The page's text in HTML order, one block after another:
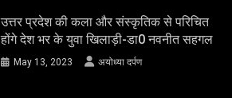
मुख्यमंत्री धामी ने श्री अन्न महोत्सव 2023 का
किया शुभारंभ